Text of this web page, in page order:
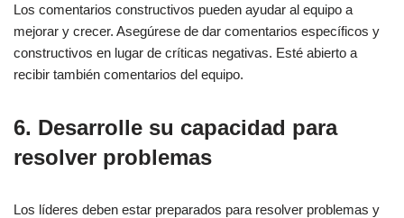
Los comentarios constructivos pueden ayudar al equipo a
mejorar y crecer. Asegúrese de dar comentarios específicos y
constructivos en lugar de críticas negativas. Esté abierto a
recibir también comentarios del equipo.
6. Desarrolle su capacidad para
resolver problemas
Los líderes deben estar preparados para resolver problemas y